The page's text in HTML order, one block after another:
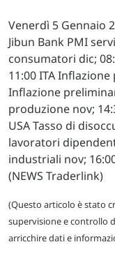
Venerdì 5 Gennaio
Jibun Bank PMI
consumatori dic;
11:00 ITA
Inflazione
produzione nov;
USA Tasso di
lavoratori
industriali nov;
(NEWS Traderlink)
(Questo articolo è stato
supervisione e controllo
arricchire dati e